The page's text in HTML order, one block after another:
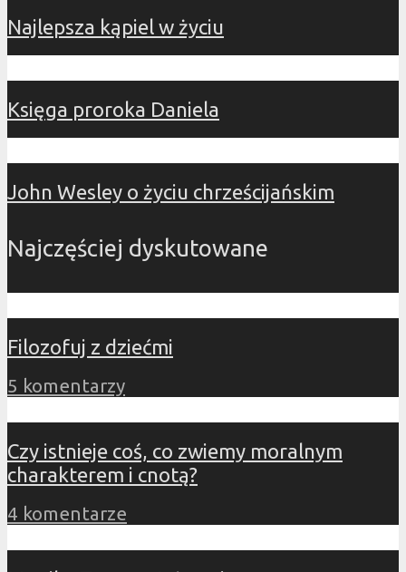
Najlepsza kąpiel w życiu
Księga proroka Daniela
John Wesley o życiu chrześcijańskim
Najczęściej dyskutowane
Filozofuj z dziećmi
5 komentarzy
Czy istnieje coś, co zwiemy moralnym
charakterem i cnotą?
4 komentarze